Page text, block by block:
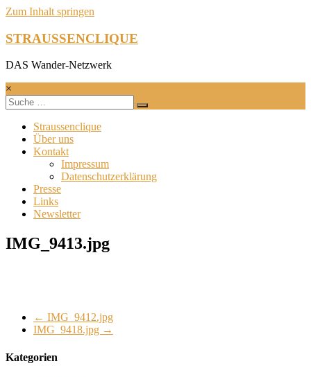
Zum Inhalt springen
STRAUSSENCLIQUE
DAS Wander-Netzwerk
×
Straussenclique
Über uns
Kontakt
Impressum
Datenschutzerklärung
Presse
Links
Newsletter
IMG_9413.jpg
← IMG_9412.jpg
IMG_9418.jpg →
Kategorien